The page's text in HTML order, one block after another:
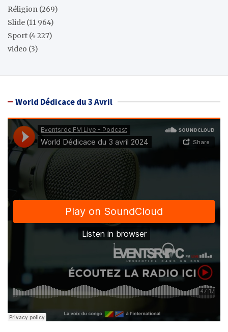
Réligion (269)
Slide (11 964)
Sport (4 227)
video (3)
World Dédicace du 3 Avril